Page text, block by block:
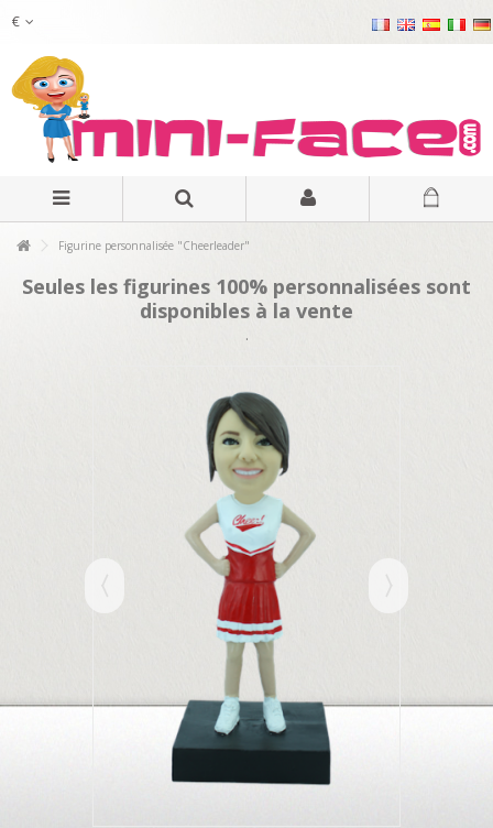
€
Figurine personnalisée "Cheerleader"
Seules les figurines 100% personnalisées sont
disponibles à la vente
.